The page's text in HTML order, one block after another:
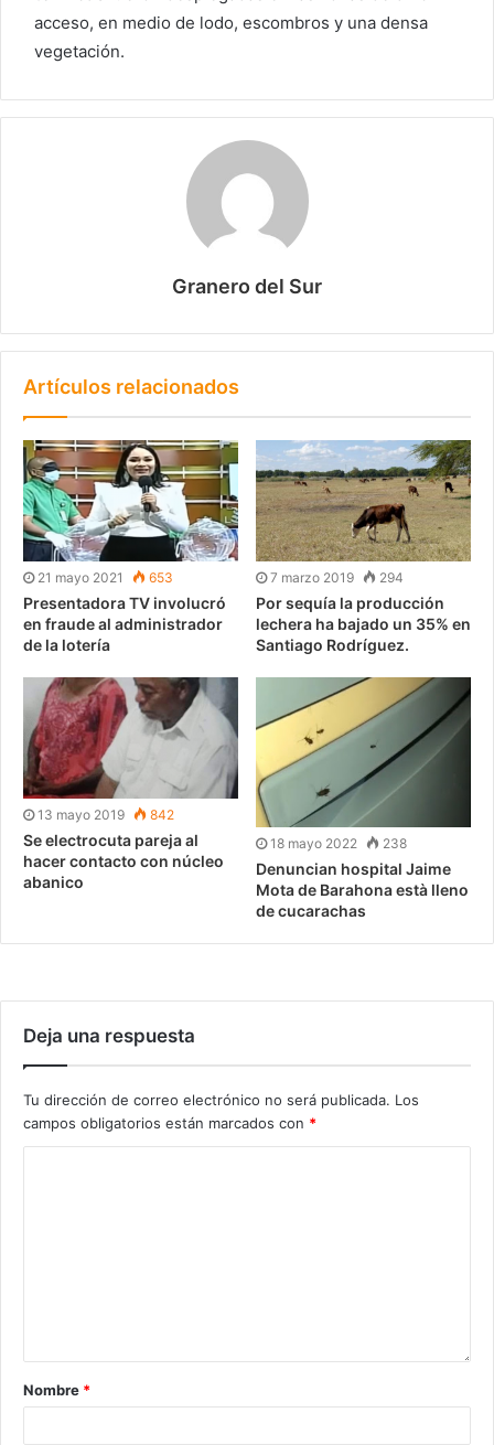
acceso, en medio de lodo, escombros y una densa
vegetación.
Granero del Sur
Artículos relacionados
21 mayo 2021 653
Presentadora TV involucró
en fraude al administrador
de la lotería
7 marzo 2019 294
Por sequía la producción
lechera ha bajado un 35% en
Santiago Rodríguez.
13 mayo 2019 842
Se electrocuta pareja al
hacer contacto con núcleo
abanico
18 mayo 2022 238
Denuncian hospital Jaime
Mota de Barahona està lleno
de cucarachas
Deja una respuesta
Tu dirección de correo electrónico no será publicada. Los
campos obligatorios están marcados con *
Nombre *